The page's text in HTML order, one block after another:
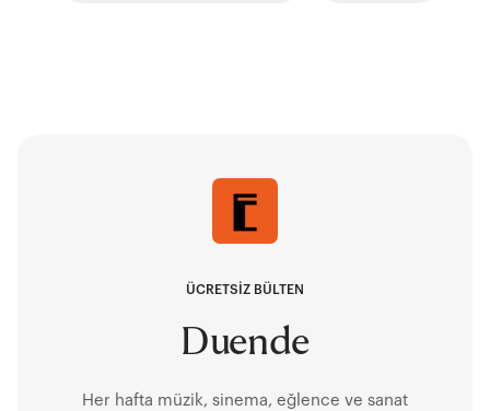
ÜCRETSİZ BÜLTEN
Duende
Her hafta müzik, sinema, eğlence ve sanat